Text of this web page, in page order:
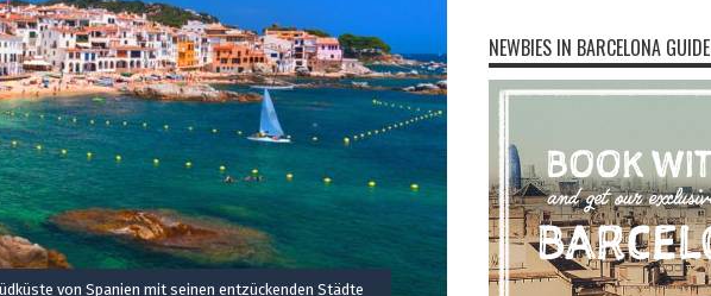
von Spanien mit seinen entzückenden Städte
NEWBIES IN BARCELONA GUIDE